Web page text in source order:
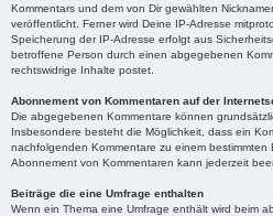
Kommentars und dem von Dir gewählten
veröffentlicht. Ferner wird Deine IP-Adresse
Speicherung der IP-Adresse erfolgt aus
betroffene Person durch einen abgegebenen
rechtswidrige Inhalte postet.
Abonnement von Kommentaren auf der
Die abgegebenen Kommentare können
Insbesondere besteht die Möglichkeit, dass ein
nachfolgenden Kommentare zu einem
Abonnement von Kommentaren kann jederzeit
Beiträge die eine Umfrage enthalten
Wenn ein Thema eine Umfrage enthält wird beim